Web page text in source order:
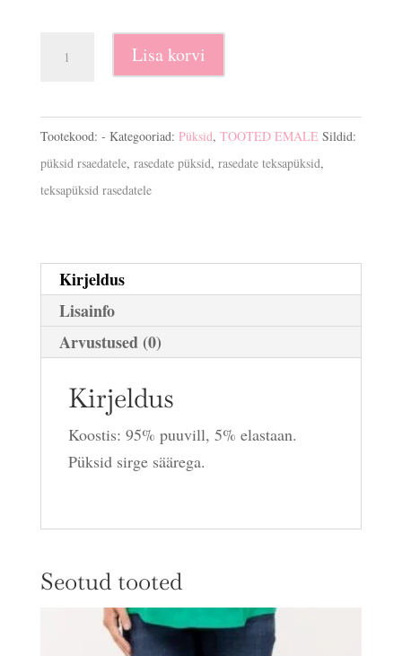
teksapüksid
Lisa korvi
Tootekood: - Kategooriad: Püksid, TOOTED EMALE Sildid:
püksid rsaedatele, rasedate püksid, rasedate teksapüksid,
teksapüksid rasedatele
Kirjeldus
Lisainfo
Arvustused (0)
Kirjeldus
Koostis: 95% puuvill, 5% elastaan.
Püksid sirge säärega.
Seotud tooted